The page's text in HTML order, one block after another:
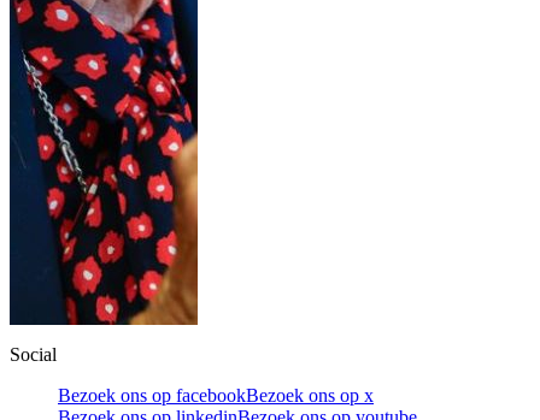
Social
Bezoek ons op facebookBezoek ons op x